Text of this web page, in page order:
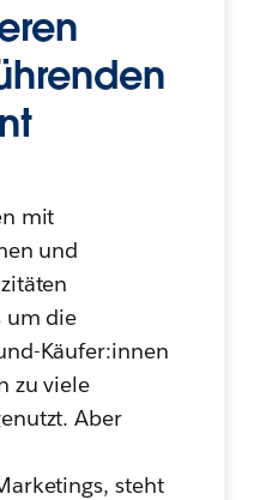
mit
und
um die
Käufer:innen
zu viele
Aber
steht